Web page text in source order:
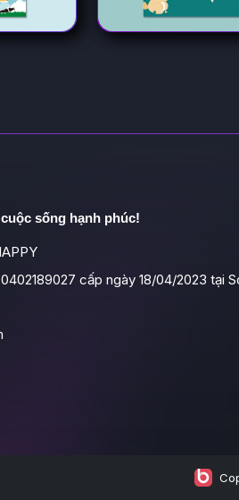
sống hạnh phúc!
cấp ngày 18/04/2023 tại